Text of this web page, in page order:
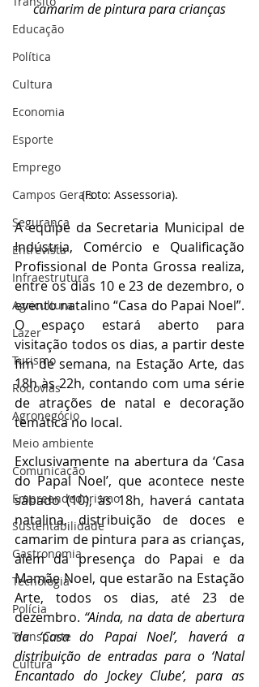
Educação
Política
Cultura
Economia
Esporte
Emprego
Campos Gerais
Segurança
Entrevista
Infraestrutura
Agricultura
Lazer
Turismo
Rodovias
Agronegócio
Meio ambiente
Comunicação
Empreendedorismo
Sustentabilidade
Gastronomia
Tecnologia
Polícia
Transporte
Cultura
camarim de pintura para crianças
(Foto: Assessoria).
A equipe da Secretaria Municipal de
Indústria, Comércio e Qualificação
Profissional de Ponta Grossa realiza,
entre os dias 10 e 23 de dezembro, o
evento natalino “Casa do Papai Noel”.
O espaço estará aberto para
visitação todos os dias, a partir deste
fim de semana, na Estação Arte, das
18h às 22h, contando com uma série
de atrações de natal e decoração
temática no local.
Exclusivamente na abertura da ‘Casa
do Papai Noel’, que acontece neste
sábado (10), às 18h, haverá cantata
natalina, distribuição de doces e
camarim de pintura para as crianças,
além da presença do Papai e da
Mamãe Noel, que estarão na Estação
Arte, todos os dias, até 23 de
dezembro. “Ainda, na data de abertura
da ‘Casa do Papai Noel’, haverá a
distribuição de entradas para o ‘Natal
Encantado do Jockey Clube’, para as